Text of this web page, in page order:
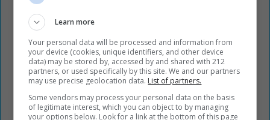
Learn more
Your personal data will be processed and information from
your device (cookies, unique identifiers, and other device
data) may be stored by, accessed by and shared with 212
partners, or used specifically by this site. We and our partners
may use precise geolocation data. List of partners.
Some vendors may process your personal data on the basis
of legitimate interest, which you can object to by managing
your options below. Look for a link at the bottom of this page